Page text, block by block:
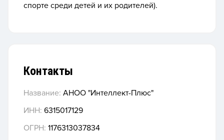
спорте среди детей и их родителей).
Контакты
Название: АНОО "Интеллект-Плюс"
ИНН: 6315017129
ОГРН: 1176313037834